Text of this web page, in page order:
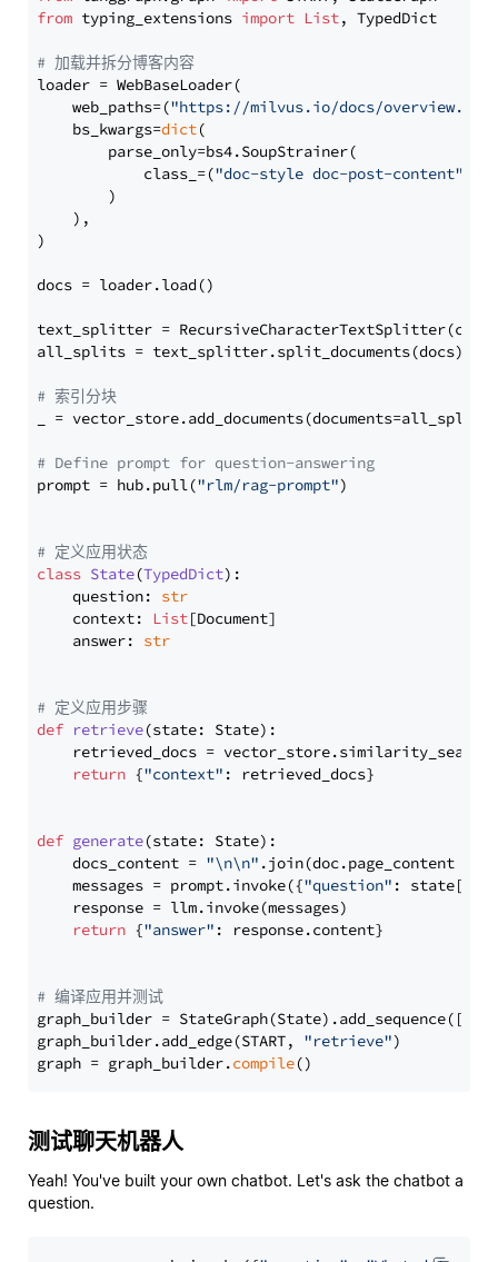
from typing_extensions import List, TypedDict
# 加载并拆分博客内容
loader = WebBaseLoader(
    web_paths=(
"https://milvus.io/docs/overview.md"
    bs_kwargs=
dict(
        parse_only=bs4.SoupStrainer(
            class_=(
"doc-style doc-post-content"
        )
    ),
)
docs = loader.load()
text_splitter =
all_splits = text_splitter.split_documents(docs)
# 索引分块
_ = vector_store.add_documents(documents=all_splits)
# Define prompt for question-answering
prompt = hub.pull("rlm/rag-prompt")
# 定义应用状态
class State(TypedDict):
    question:
str
    context:
List[Document]
    answer:
str
# 定义应用步骤
def retrieve(state: State):
retrieved_docs =
return {"context" : retrieved_docs}
def generate(state: State):
    docs_content =
"\n\n" .join(doc.page_content
    messages = prompt.invoke({
"question" : state[
    response = llm.invoke(messages)
return {"answer" : response.content}
# 编译应用并测试
graph_builder =
graph_builder.add_edge(START, "retrieve")
graph = graph_builder.compile
测试聊天机器人
Yeah! You've built your own chatbot. Let's ask the chatbot a
question.